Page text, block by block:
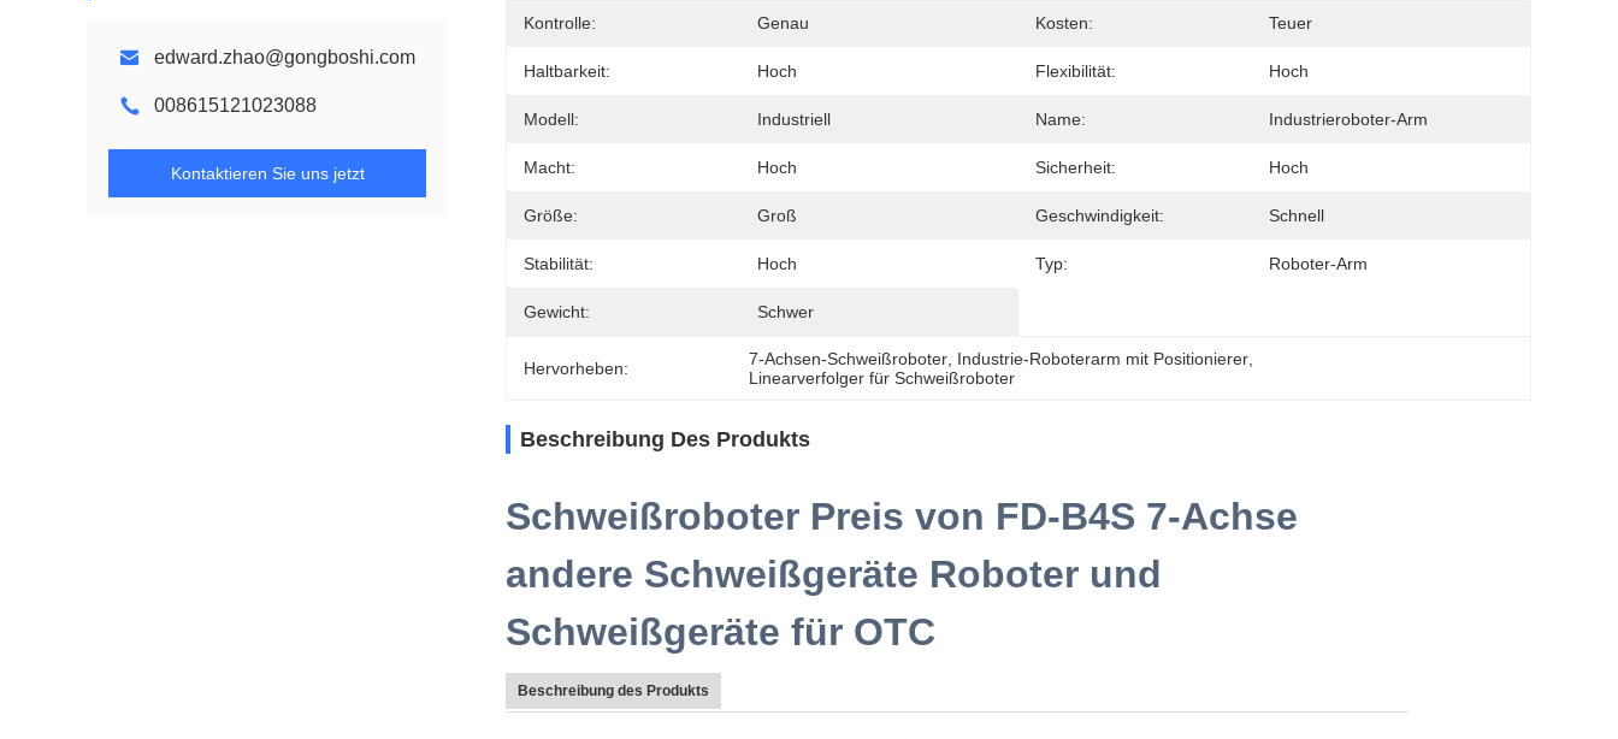
edward.zhao@gongboshi.com
008615121023088
Kontaktieren Sie uns jetzt
Kontrolle: Genau Kosten: Teuer
Haltbarkeit: Hoch Flexibilität: Hoch
Modell: Industriell Name: Industrieroboter-Arm
Macht: Hoch Sicherheit: Hoch
Größe: Groß Geschwindigkeit: Schnell
Stabilität: Hoch Typ: Roboter-Arm
Gewicht: Schwer
Hervorheben: 7-Achsen-Schweißroboter Industrie-Roboterarm mit Positionierer
Linearverfolger für Schweißroboter
Beschreibung Des Produkts
Schweißroboter Preis von FD-B4S 7-Achse
andere Schweißgeräte Roboter und
Schweißgeräte für OTC
Beschreibung des Produkts